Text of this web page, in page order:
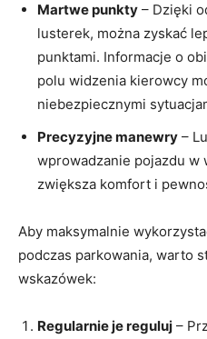
Martwe punkty – Dzięki
lusterek, można zyskać
punktami. Informacje o
polu widzenia kierowcy
niebezpiecznymi
Precyzyjne manewry –
wprowadzanie pojazdu w
zwiększa komfort i
Aby maksymalnie
podczas parkowania, warto
wskazówek:
Regularnie je reguluj –